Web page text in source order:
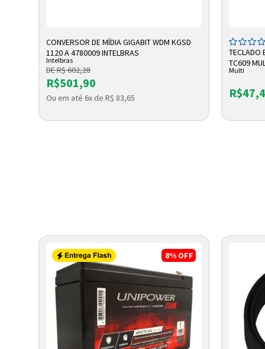
ADICIONAR A SACOLA
CONVERSOR DE MÍDIA GIGABIT WDM KGSD
1120 A 4780009 INTELBRAS
Intelbras
DE R$ 602,28
R$501,90
Ou em até 6x de R$ 83,65
TECLADO
TC609
Multi
8% OFF